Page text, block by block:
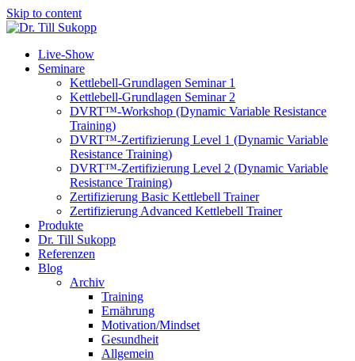
Skip to content
Live-Show
Seminare
Kettlebell-Grundlagen Seminar 1
Kettlebell-Grundlagen Seminar 2
DVRT™-Workshop (Dynamic Variable Resistance
Training)
DVRT™-Zertifizierung Level 1 (Dynamic Variable
Resistance Training)
DVRT™-Zertifizierung Level 2 (Dynamic Variable
Resistance Training)
Zertifizierung Basic Kettlebell Trainer
Zertifizierung Advanced Kettlebell Trainer
Produkte
Dr. Till Sukopp
Referenzen
Blog
Archiv
Training
Ernährung
Motivation/Mindset
Gesundheit
Allgemein